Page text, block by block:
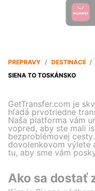
PREPRAVY / DESTINÁCIÍ /
SIENA TO TOSKÁNSKO
GetTransfer.com je
hľadá prvotriedne
Naša platforma vám
vopred, aby ste mali
bezproblémovej
dovolenkovom výlete
tu, aby sme vám
Ako sa dostať